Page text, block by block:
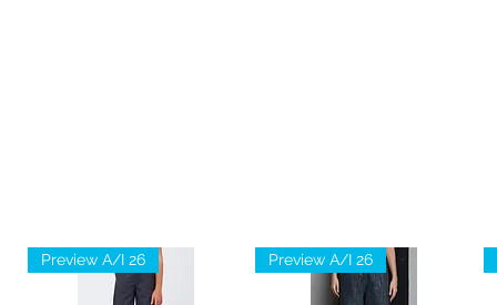
Preview A/I 26 Preview A/I 26